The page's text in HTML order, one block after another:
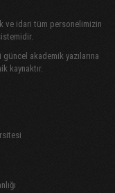
ve idari tüm personelimizin
akademik yazılarına
kaynaktır.